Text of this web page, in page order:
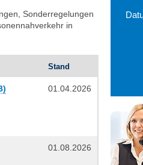
Sonderregelungen
in
Stand
01.04.2026
01.08.2026
Mo
12
19
25 26
1 2